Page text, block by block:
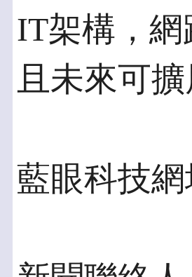
IT架構，
且未來可
藍眼科技網